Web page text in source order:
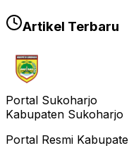
Artikel Terbaru
Portal Sukoharjo
Kabupaten Sukoharjo
Portal Resmi